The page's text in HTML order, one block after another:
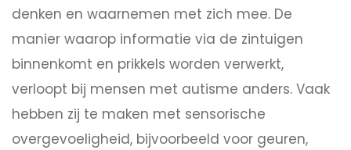
denken en waarnemen met zich mee. De
manier waarop informatie via de zintuigen
binnenkomt en prikkels worden verwerkt,
verloopt bij mensen met autisme anders. Vaak
hebben zij te maken met sensorische
overgevoeligheid, bijvoorbeeld voor geuren,